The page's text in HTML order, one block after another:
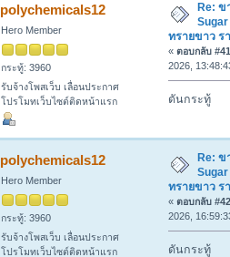
polychemicals12
Hero Member
กระทู้: 3960
รับจ้างโพสเว็บ เลื่อนประกาศ
โปรโมทเว็บไซต์ติดหน้าแรก
Re: ข
ทรายขาว ร
« ตอบกลับ
2026,
ดันกระทู้
polychemicals12
Hero Member
กระทู้: 3960
รับจ้างโพสเว็บ เลื่อนประกาศ
โปรโมทเว็บไซต์ติดหน้าแรก
Re: ข
ทรายขาว ร
« ตอบกลับ
2026,
ดันกระทู้